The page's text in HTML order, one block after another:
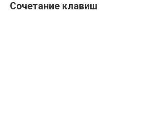
Сочетание клавиш